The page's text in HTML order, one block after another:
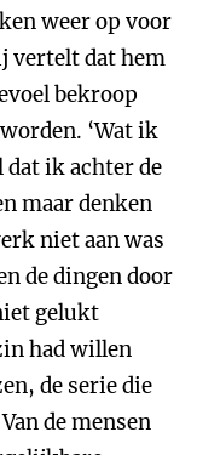
weer op voor
vertelt dat hem
bekroop
‘Wat ik
dat ik achter de
maar denken
niet aan was
de dingen door
gelukt
had willen
de serie die
de mensen